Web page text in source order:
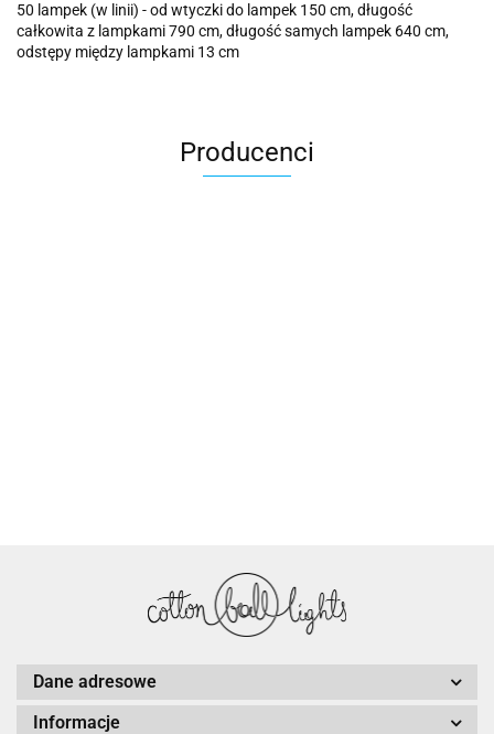
50 lampek (w linii) - od wtyczki do lampek 150 cm, długość
całkowita z lampkami 790 cm, długość samych lampek 640 cm,
odstępy między lampkami 13 cm
Producenci
Dane adresowe
Informacje